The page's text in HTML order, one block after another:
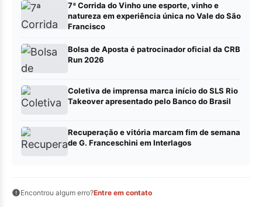
7ª Corrida do Vinho une esporte, vinho e
natureza em experiência única no Vale do São
Francisco
Bolsa de Aposta é patrocinador oficial da CRB
Run 2026
Coletiva de imprensa marca início do SLS Rio
Takeover apresentado pelo Banco do Brasil
Recuperação e vitória marcam fim de semana
de G. Franceschini em Interlagos
Encontrou algum erro?Entre em contato